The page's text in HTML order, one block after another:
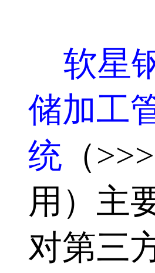
软星
储加工
统 （
用）主
对第三